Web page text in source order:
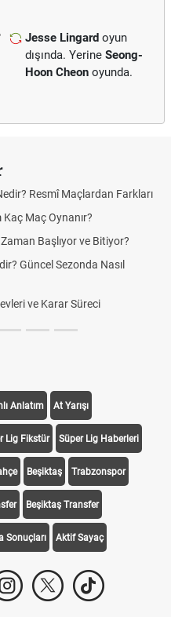
Jesse Lingard oyun
dışında. Yerine Seong-
Hoon Cheon oyunda.
Resmî Maçlardan Farkları
Maç Oynanır?
Başlıyor ve Bitiyor?
Güncel Sezonda Nasıl
ve Karar Süreci
Anlatım At Yarışı
Lig Fikstür Süper Lig Haberleri
Beşiktaş Trabzonspor
Beşiktaş Transfer
Sonuçları Aktif Sayaç